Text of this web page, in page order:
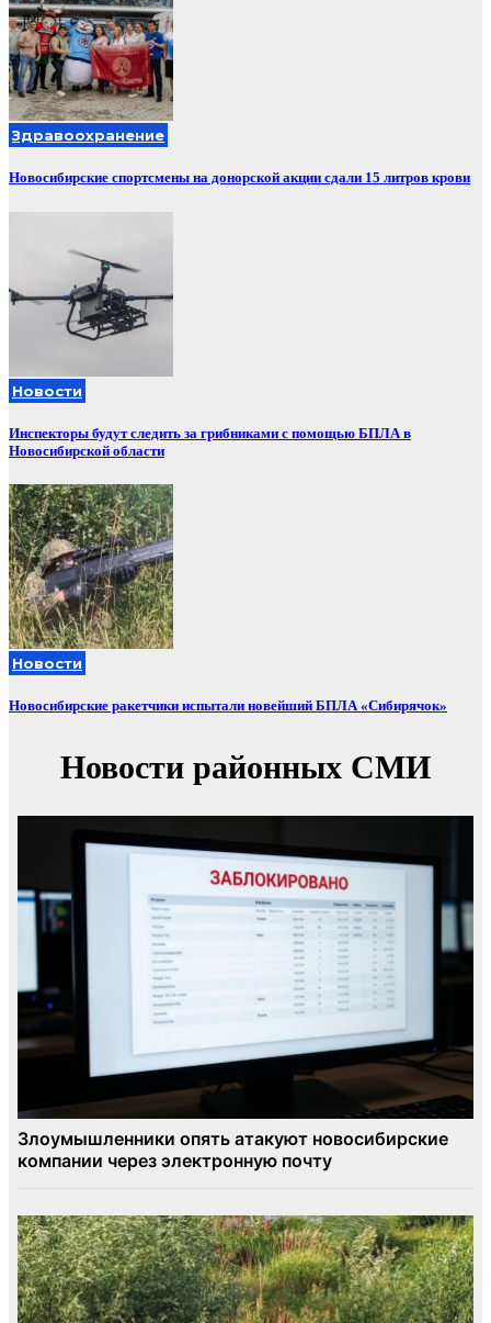
Здравоохранение
Новосибирские спортсмены на донорской акции сдали 15 литров крови
Новости
Инспекторы будут следить за грибниками с помощью БПЛА в
Новосибирской области
Новости
Новосибирские ракетчики испытали новейший БПЛА «Сибирячок»